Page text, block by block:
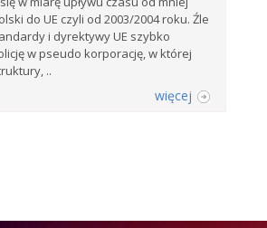
do UE czyli od 2003/2004 roku. Źle
i dyrektywy UE szybko
w pseudo korporację, w której
..
więcej